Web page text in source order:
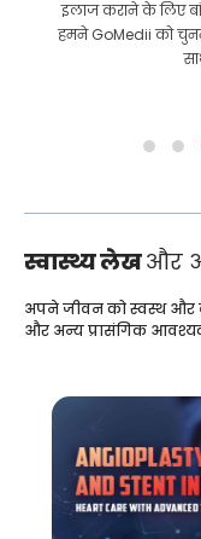
इलाज कराने के लिए
हमने GoMedii को
स्वास्थ्य लेखऔर
अपने जीवन को स्वस्थ और
और अन्य प्रासंगिक